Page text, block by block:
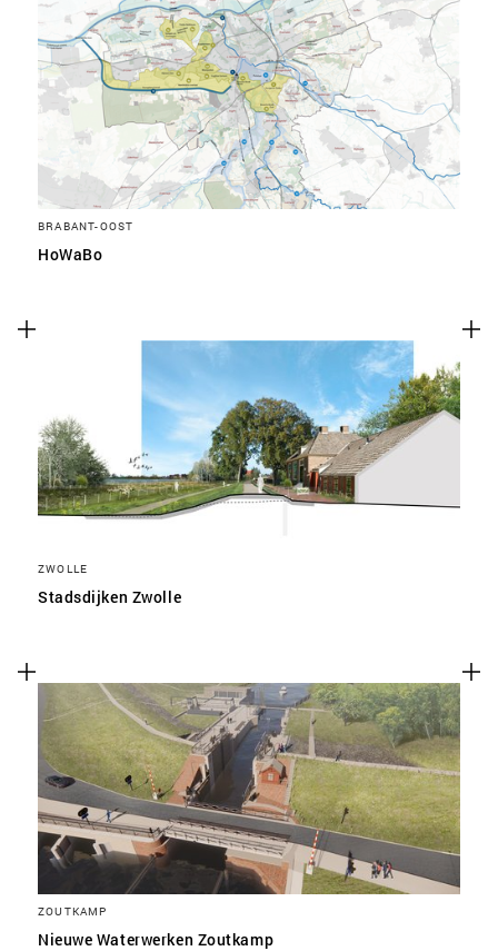
BRABANT-OOST
HoWaBo
ZWOLLE
Stadsdijken Zwolle
ZOUTKAMP
Nieuwe Waterwerken Zoutkamp